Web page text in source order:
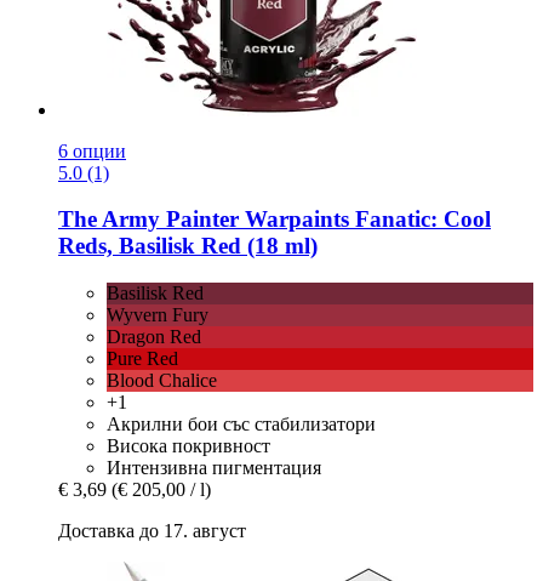
6 опции
5.0 (1)
The Army Painter Warpaints Fanatic: Cool
Reds, Basilisk Red (18 ml)
Basilisk Red
Wyvern Fury
Dragon Red
Pure Red
Blood Chalice
+1
Акрилни бои със стабилизатори
Висока покривност
Интензивна пигментация
€ 3,69 (€ 205,00 / l)
Доставка до 17. август